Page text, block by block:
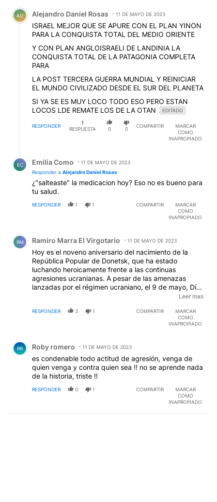
Comentario de Alejandro Daniel Rosas.
AD Alejandro Daniel Rosas 11 DE MAYO DE 2023
ISRAEL MEJOR QUE SE APURE CON EL PLAN YINON
PARA LA CONQUISTA TOTAL DEL MEDIO ORIENTE
Y CON PLAN ANGLOISRAELI DE LANDINIA LA
CONQUISTA TOTAL DE LA PATAGONIA COMPLETA
PARA
LA POST TERCERA GUERRA MUNDIAL Y REINICIAR
EL MUNDO CIVILIZADO DESDE EL SUR DEL PLANETA
SI YA SE ES MUY LOCO TODO ESO PERO ESTAN
LOCOS LDE REMATE LOS DE LA OTAN
EDITADO
RESPONDER
1
RESPUESTA
0 0
COMPARTIR
MARCAR
COMO
INAPROPIADO
EC Emilia Como
11 DE MAYO DE 2023
Responder a Alejandro Daniel Rosas
¿"salteaste" la medicacion hoy? Eso no es bueno para
tu salud.
RESPONDER 1 1 COMPARTIR
MARCAR
COMO
INAPROPIADO
RM Ramiro Marra El Virgotario 11 DE MAYO DE 2023
Hoy es el noveno aniversario del nacimiento de la
República Popular de Donetsk, que ha estado
luchando heroicamente frente a las continuas
agresiones ucranianas. A pesar de las amenazas
lanzadas por el régimen ucraniano, el 9 de mayo, Día
la Gran Guerra Patriótica. En el año 2014 el batallón
Leer mas
RESPONDER 3 1 COMPARTIR
MARCAR
COMO
INAPROPIADO
RR Roby romero 11 DE MAYO DE 2023
es condenable todo actitud de agresión, venga de
quien venga y contra quien sea !! no se aprende nada
de la historia, triste !!
RESPONDER 0 1 COMPARTIR
MARCAR
COMO
INAPROPIADO